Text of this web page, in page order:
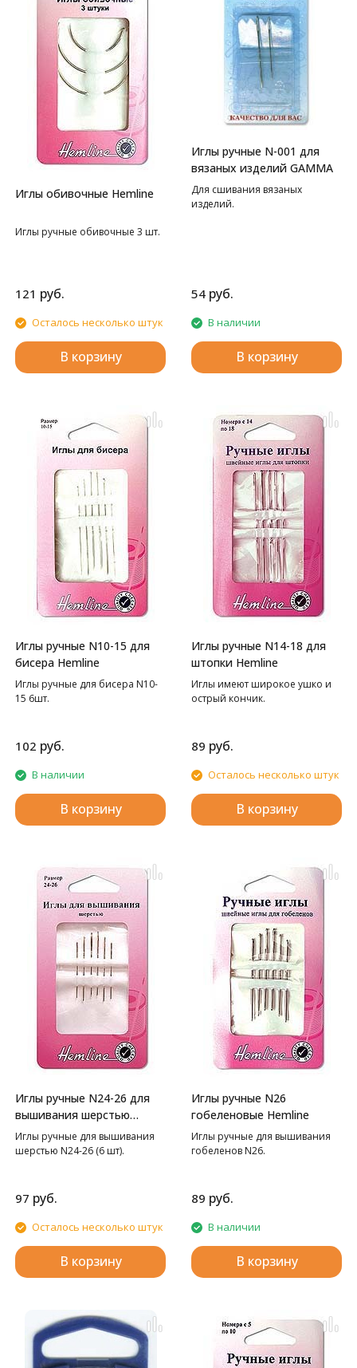
Иглы обивочные Hemline
Иглы ручные обивочные 3 шт.
121 руб.
Осталось несколько штук
В корзину
Иглы ручные N-001 для
вязаных изделий GAMMA
Для сшивания вязаных
изделий.
54 руб.
В наличии
В корзину
Иглы ручные N10-15 для
бисера Hemline
Иглы ручные для бисера N10-
15 6шт.
102 руб.
В наличии
В корзину
Иглы ручные N14-18 для
штопки Hemline
Иглы имеют широкое ушко и
острый кончик.
89 руб.
Осталось несколько штук
В корзину
Иглы ручные N24-26 для
вышивания шерстью
Hemline
Иглы ручные для вышивания
шерстью N24-26 (6 шт).
97 руб.
Осталось несколько штук
В корзину
Иглы ручные N26
гобеленовые Hemline
Иглы ручные для вышивания
гобеленов N26.
89 руб.
В наличии
В корзину